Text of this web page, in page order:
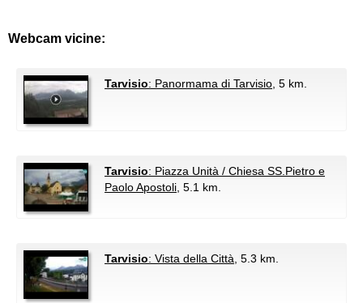
Webcam vicine:
Tarvisio: Panormama di Tarvisio , 5 km.
Tarvisio: Piazza Unità / Chiesa SS.Pietro e
Paolo Apostoli , 5.1 km.
Tarvisio: Vista della Città , 5.3 km.